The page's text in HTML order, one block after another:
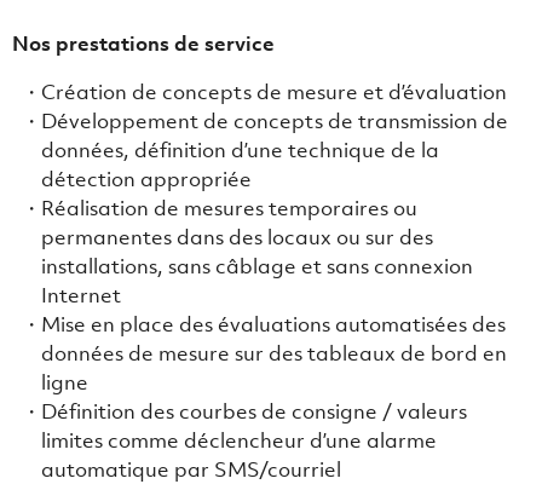
Nos prestations de service
Création de concepts de mesure et d’évaluation
Développement de concepts de transmission de
données, définition d’une technique de la
détection appropriée
Réalisation de mesures temporaires ou
permanentes dans des locaux ou sur des
installations, sans câblage et sans connexion
Internet
Mise en place des évaluations automatisées des
données de mesure sur des tableaux de bord en
ligne
Définition des courbes de consigne / valeurs
limites comme déclencheur d’une alarme
automatique par SMS/courriel